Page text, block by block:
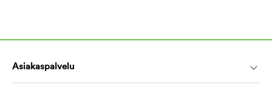
Asiakaspalvelu